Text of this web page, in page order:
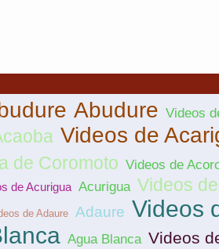
Abudure Videos
Videos de
de Coromoto Videos de
de Acurigua Acurigua Videos
de Adaure Adaure Videos
Agua Blanca Videos